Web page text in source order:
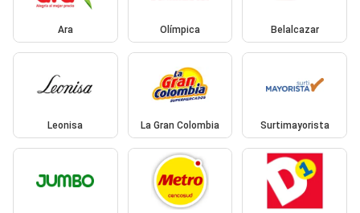
Ara Olímpica Belalcazar
Leonisa La Gran Colombia Surtimayorista